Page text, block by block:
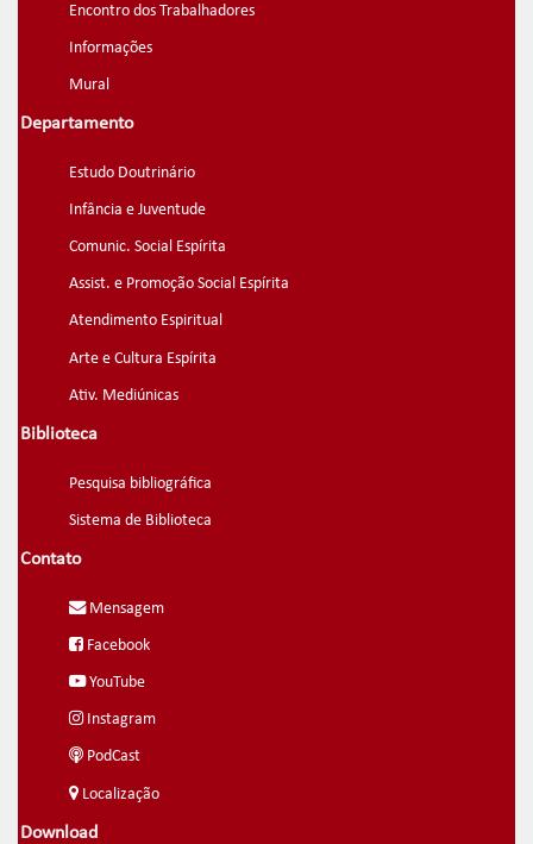
Encontro dos Trabalhadores
Informações
Mural
Departamento
Estudo Doutrinário
Infância e Juventude
Comunic. Social Espírita
Assist. e Promoção Social Espírita
Atendimento Espiritual
Arte e Cultura Espírita
Ativ. Mediúnicas
Biblioteca
Pesquisa bibliográfica
Sistema de Biblioteca
Contato
Mensagem
Facebook
YouTube
Instagram
PodCast
Localização
Download